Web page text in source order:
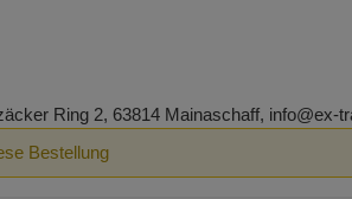
Ring 2, 63814 Mainaschaff, info@ex-
Bestellung